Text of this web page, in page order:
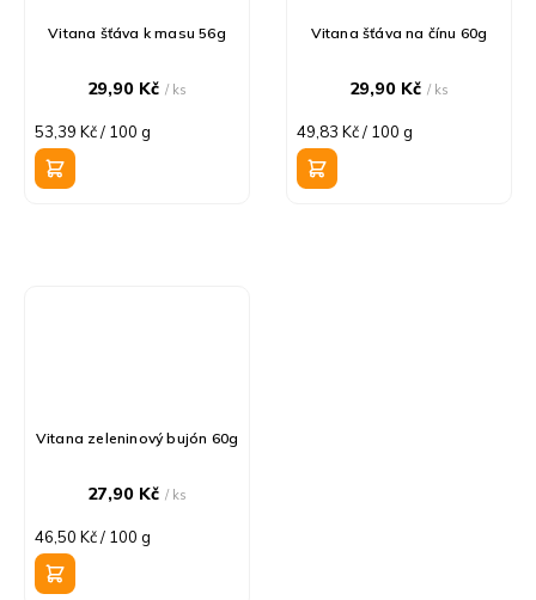
Vitana šťáva k masu 56g
29,90 Kč/ ks
Měrná
cena:
53,39 Kč / 100 g
Vitana šťáva na čínu 60g
29,90 Kč/ ks
Měrná
cena:
49,83 Kč / 100 g
Vitana zeleninový bujón 60g
27,90 Kč/ ks
Měrná
cena:
46,50 Kč / 100 g